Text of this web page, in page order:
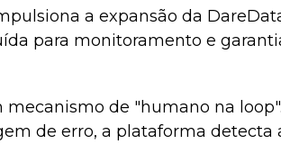
a expansão da
para monitoramento e
mecanismo de "humano na
de erro, a plataforma